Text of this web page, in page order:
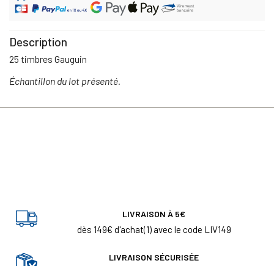
Description
25 timbres Gauguin
Échantillon du lot présenté.
LIVRAISON À 5€
dès 149€ d'achat(1) avec le code LIV149
LIVRAISON SÉCURISÉE